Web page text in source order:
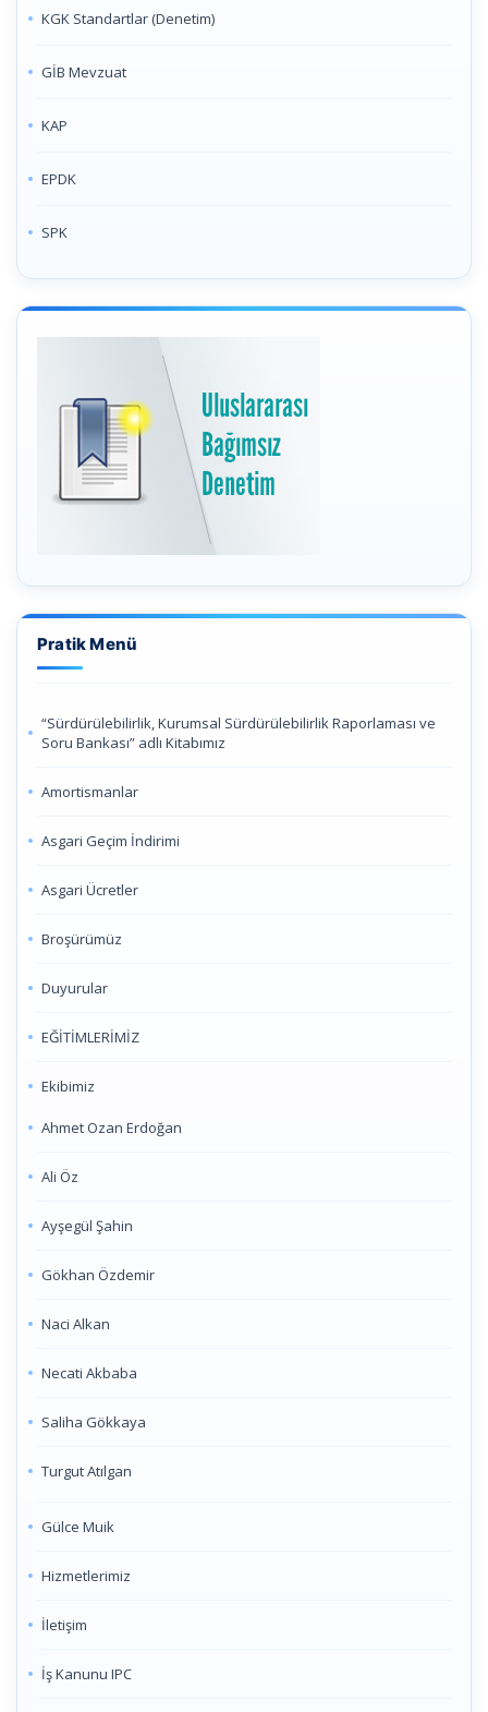
KGK Standartlar (Denetim)
GİB Mevzuat
KAP
EPDK
SPK
Pratik Menü
“Sürdürülebilirlik, Kurumsal Sürdürülebilirlik Raporlaması ve
Soru Bankası” adlı Kitabımız
Amortismanlar
Asgari Geçim İndirimi
Asgari Ücretler
Broşürümüz
Duyurular
EĞİTİMLERİMİZ
Ekibimiz
Ahmet Ozan Erdoğan
Ali Öz
Ayşegül Şahin
Gökhan Özdemir
Naci Alkan
Necati Akbaba
Saliha Gökkaya
Turgut Atılgan
Gülce Muik
Hizmetlerimiz
İletişim
İş Kanunu IPC